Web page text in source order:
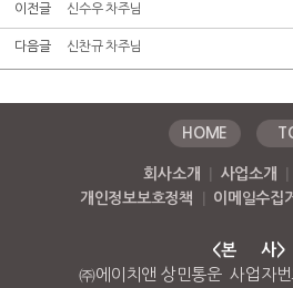
이전글 신수우 차주님
다음글 신찬규 차주님
HOME
회사소개 사업소개
개인정보보호정책
이메일수집
<본 사>
㈜에이치앤 상민통운 사업자